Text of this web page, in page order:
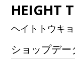
HEIGHT
ヘイトトウキ
ショップデー